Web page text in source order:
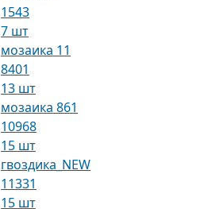
1543
7 шт
мозаика 11
8401
13 шт
мозаика 861
10968
15 шт
гвоздика_NEW
11331
15 шт